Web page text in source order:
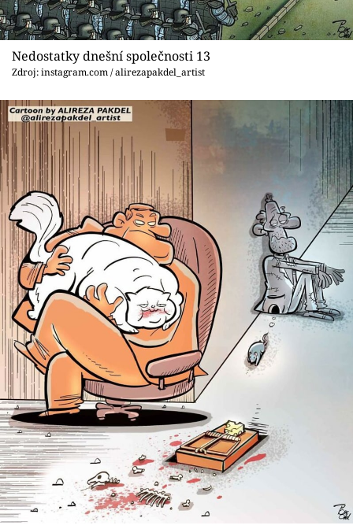
Nedostatky dnešní společnosti 13
Zdroj: instagram.com / alirezapakdel_artist